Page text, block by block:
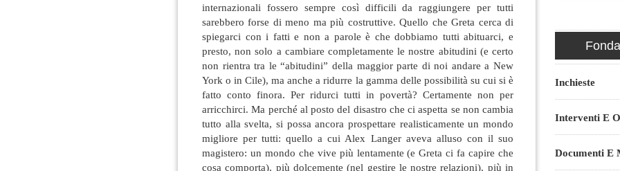
internazionali fossero sempre così difficili da raggiungere per tutti
sarebbero forse di meno ma più costruttive. Quello che Greta cerca di
spiegarci con i fatti e non a parole è che dobbiamo tutti abituarci, e
presto, non solo a cambiare completamente le nostre abitudini (e certo
non rientra tra le “abitudini” della maggior parte di noi andare a New
York o in Cile), ma anche a ridurre la gamma delle possibilità su cui si è
fatto conto finora. Per ridurci tutti in povertà? Certamente non per
arricchirci. Ma perché al posto del disastro che ci aspetta se non cambia
tutto alla svelta, si possa ancora prospettare realisticamente un mondo
migliore per tutti: quello a cui Alex Langer aveva alluso con il suo
magistero: un mondo che vive più lentamente (e Greta ci fa capire che
cosa comporta), più dolcemente (nel gestire le nostre relazioni), più in
Inchieste
Interventi E
Documenti E